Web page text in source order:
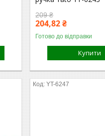
209 ₴
204,82 ₴
Готово до відправки
Купити
YT-6247